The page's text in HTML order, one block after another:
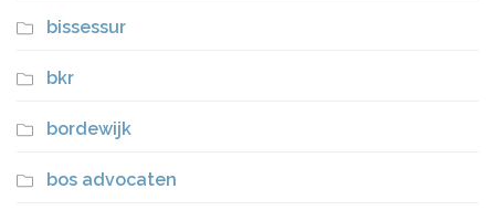
bissessur
bkr
bordewijk
bos advocaten